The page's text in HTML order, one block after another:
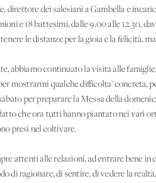
direttore dei salesiani a Gambella e
e 18 battesimi, dalle 9.00 alle 12.30,
le distanze per la gioia e la felicità,
abbiamo continuato la visita alle
mostrarmi qualche difficolta’ concreta,
per preparare la Messa della
che ora tutti hanno piantato nei vari
presi nel coltivare.
attenti alle relazioni, ad entrare bene in
di ragionare, di sentire, di vedere la